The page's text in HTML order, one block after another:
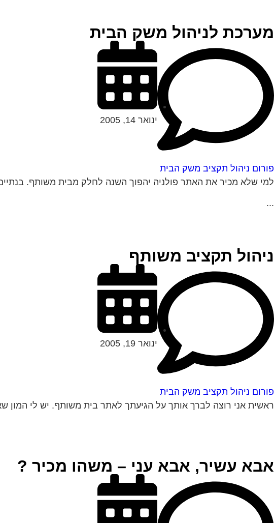
מערכת לניהול משק הבית
פורום ניהול תקציב משק הבית
ינואר 14, 2005
למי שלא מכיר את האתר פולניה יהפוך השנה לחלק מבית משותף.
...
ניהול תקציב משותף
פורום ניהול תקציב משק הבית
ינואר 19, 2005
ראשית אני רוצה לברך אותך על הגיעתך לאתר בית משותף. יש לי
אבא עשיר, אבא עני – משהו מכיר ?